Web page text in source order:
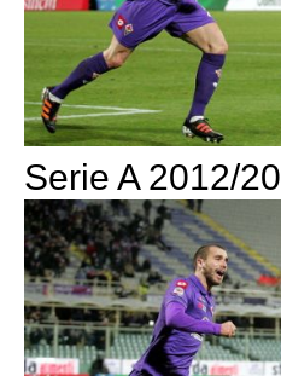
Serie A 2012/